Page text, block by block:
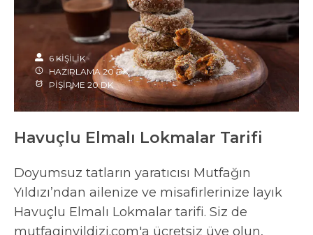
6 KİŞİLİK
HAZIRLAMA 20 DK
PİŞİRME 20 DK
Havuçlu Elmalı Lokmalar Tarifi
Doyumsuz tatların yaratıcısı Mutfağın
Yıldızı’ndan ailenize ve misafirlerinize layık
Havuçlu Elmalı Lokmalar tarifi. Siz de
mutfaginyildizi.com'a ücretsiz üye olun,